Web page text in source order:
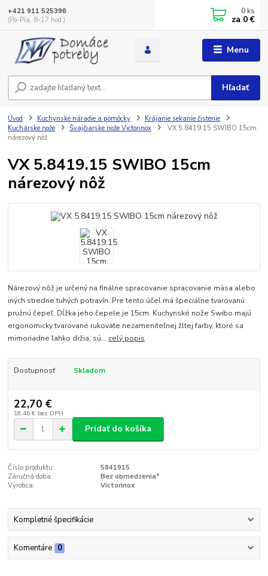
Menu
Hľadať
+421 911 525396
(Po-Pia, 8-17 hod.)
0 ks
za 0 €
Úvod Kuchynské náradie a pomôcky
Krájanie sekanie čistenie
Kuchárske nože
Švajčiarske nože Victorinox
VX 5.8419.15 SWIBO 15cm
nárezový nôž
VX 5.8419.15 SWIBO 15cm
nárezový nôž
Nárezový nôž je určený na finálne spracovanie spracovanie mäsa alebo
iných stredne tuhých potravín. Pre tento účel má špeciálne tvarovanú
pružnú čepeľ. Dĺžka jeho čepele je 15cm. Kuchynské nože Swibo majú
ergonomicky tvarované rukoväte nezameniteľnej žltej farby, ktoré sa
mimoriadne ľahko držia, sú... celý popis
Dostupnosť Skladom
22,70 €
18,46 € bez DPH
Pridať do košíka
Číslo produktu:
5841915
Záručná doba:
Bez obmedzenia*
Výrobca:
Victorinox
Kompletné špecifikácie
Komentáre 0